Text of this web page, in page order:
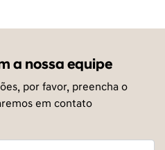
a nossa equipe
por favor, preencha o
em contato